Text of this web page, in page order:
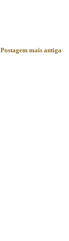
Postagem mais antiga